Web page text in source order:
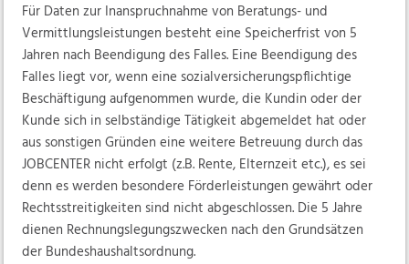
Für Daten zur Inanspruchnahme von Beratungs- und
Vermittlungsleistungen besteht eine Speicherfrist von 5
Jahren nach Beendigung des Falles. Eine Beendigung des
Falles liegt vor, wenn eine sozialversicherungspflichtige
Beschäftigung aufgenommen wurde, die Kundin oder der
Kunde sich in selbständige Tätigkeit abgemeldet hat oder
aus sonstigen Gründen eine weitere Betreuung durch das
JOBCENTER nicht erfolgt (z.B. Rente, Elternzeit etc.), es sei
denn es werden besondere Förderleistungen gewährt oder
Rechtsstreitigkeiten sind nicht abgeschlossen. Die 5 Jahre
dienen Rechnungslegungszwecken nach den Grundsätzen
der Bundeshaushaltsordnung.